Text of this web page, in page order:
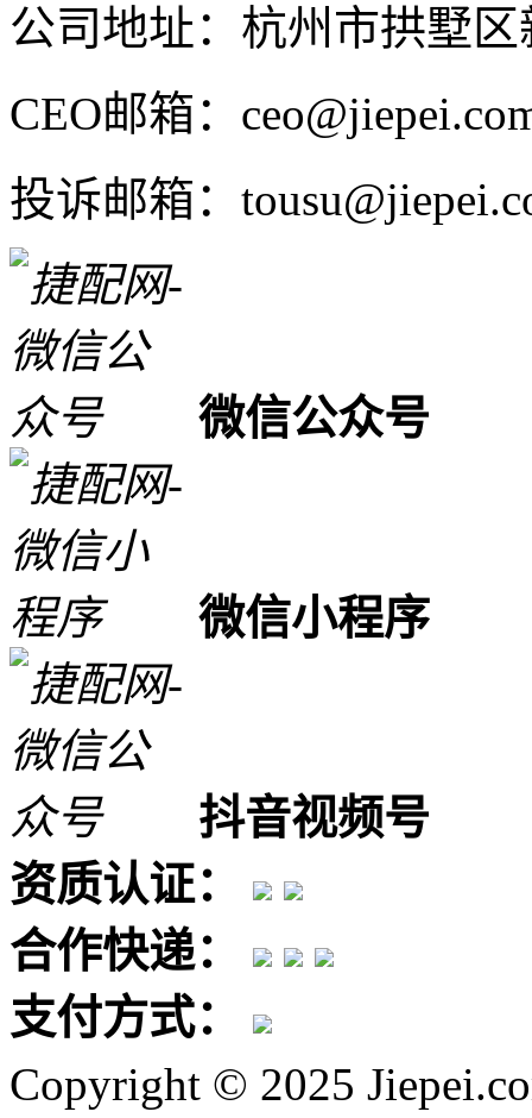
公司地址：杭州市拱墅
CEO邮箱：
投诉邮箱：
微信公众号
微信小程序
抖音视频号
资质认证：
合作快递：
支付方式：
Copyright © 2025